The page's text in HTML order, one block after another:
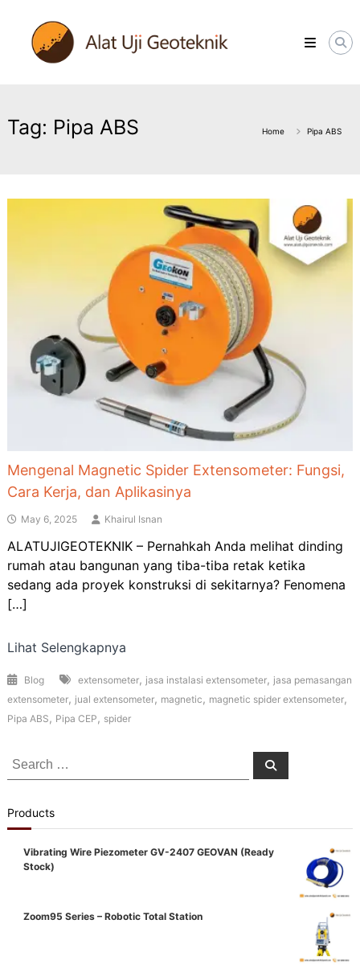
content
ALATUJIGEOTEKNIK.COM
DISTRIBUTOR
INSTRUMENT
Tag: Pipa ABS Home Pipa ABS
Mengenal Magnetic Spider Extensometer: Fungsi,
Cara Kerja, dan Aplikasinya
May 6, 2025 Khairul Isnan
ALATUJIGEOTEKNIK – Pernahkah Anda melihat dinding
rumah atau bangunan yang tiba-tiba retak ketika
sedang ada proyek konstruksi di sekitarnya? Fenomena
[…]
Lihat Selengkapnya
Blog extensometer, jasa instalasi extensometer, jasa pemasangan
extensometer, jual extensometer, magnetic , magnetic spider extensometer,
Pipa ABS , Pipa CEP , spider
Search
for:
Search
Products
Vibrating Wire Piezometer GV-2407 GEOVAN (Ready
Stock)
Zoom95 Series – Robotic Total Station